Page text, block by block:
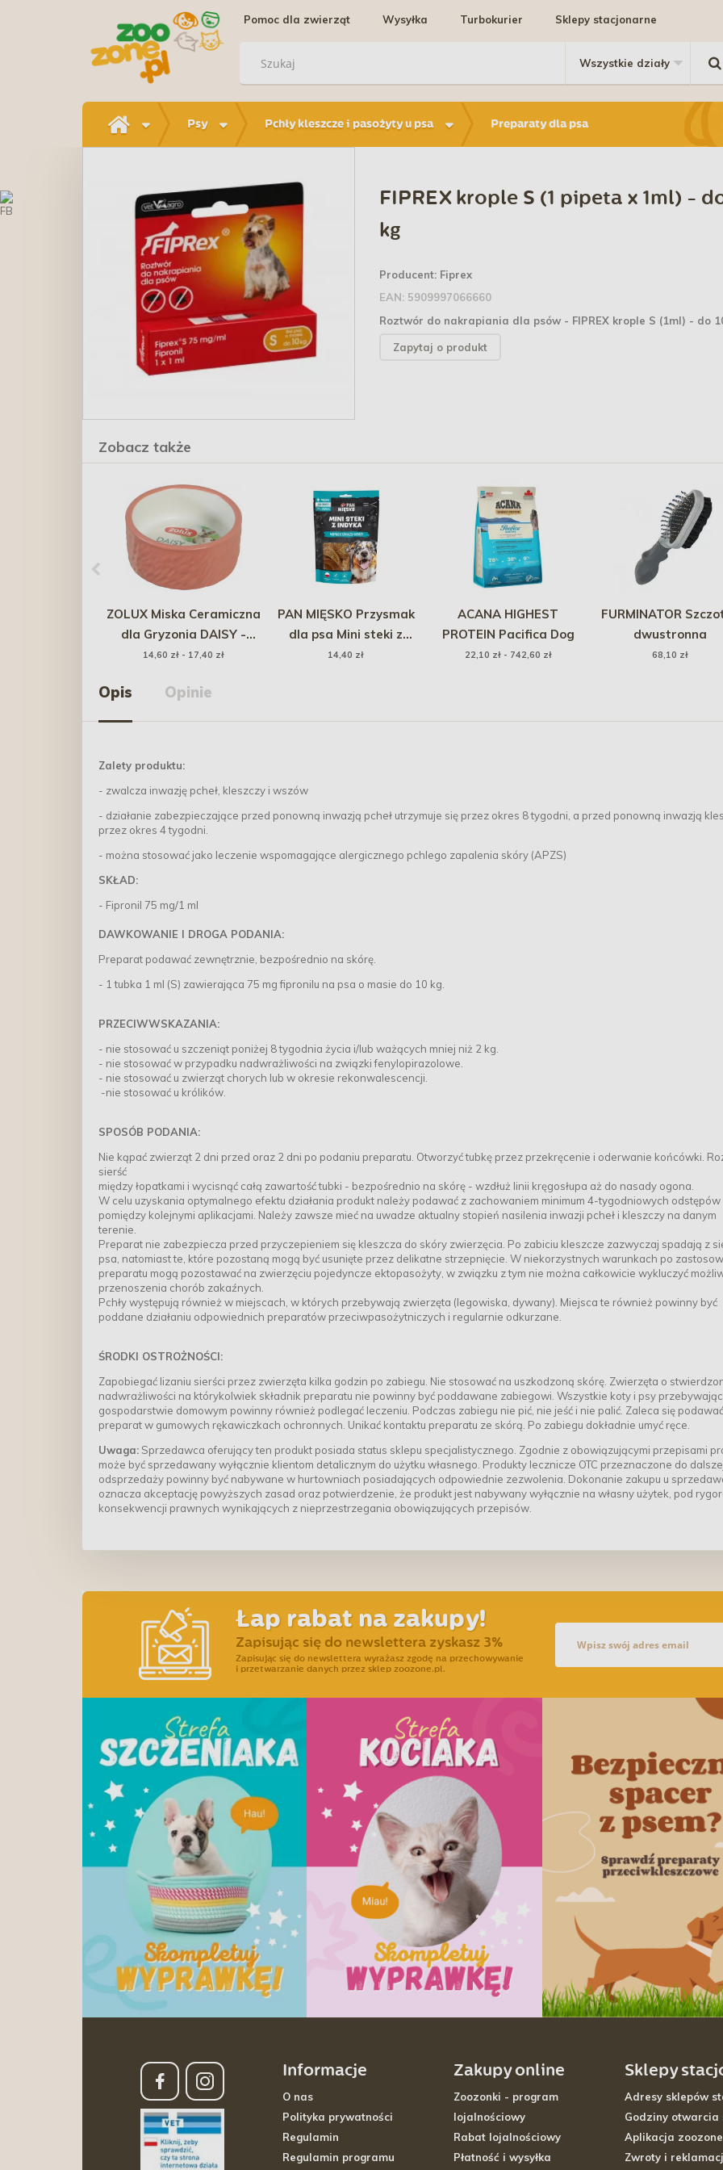
Pomoc dla zwierząt Wysyłka Turbokurier Sklepy stacjonarne
Psy Pchły kleszcze i pasożyty u psa Preparaty dla psa
FIPREX krople S (1 pipeta x 1ml) -
kg
Producent: Fiprex
EAN: 5909997066660
Roztwór do nakrapiania dla psów - FIPREX krople S (1ml) - do
Zapytaj o produkt
Zobacz także
ZOLUX Miska Ceramiczna
dla Gryzonia DAISY -
ceglasta
14,60 zł - 17,40 zł
PAN MIĘSKO Przysmak
dla psa Mini steki z
indyka (dorosły) 80g
14,40 zł
ACANA HIGHEST
PROTEIN Pacifica Dog
22,10 zł - 742,60 zł
FURMINATOR
dwustronna
68,10 zł
Opis Opinie
Zalety produktu:
- zwalcza inwazję pcheł, kleszczy i wszów
- działanie zabezpieczające przed ponowną inwazją pcheł utrzymuje się przez okres 8 tygodni, a przed ponowną inwazją
przez okres 4 tygodni.
- można stosować jako leczenie wspomagające alergicznego pchlego zapalenia skóry (APZS)
SKŁAD:
- Fipronil 75 mg/1 ml
DAWKOWANIE I DROGA PODANIA:
Preparat podawać zewnętrznie, bezpośrednio na skórę.
- 1 tubka 1 ml (S) zawierająca 75 mg fipronilu na psa o masie do 10 kg.
PRZECIWWSKAZANIA:
- nie stosować u szczeniąt poniżej 8 tygodnia życia i/lub ważących mniej niż 2 kg.
- nie stosować w przypadku nadwrażliwości na związki fenylopirazolowe.
- nie stosować u zwierząt chorych lub w okresie rekonwalescencji.
-nie stosować u królików.
SPOSÓB PODANIA:
Nie kąpać zwierząt 2 dni przed oraz 2 dni po podaniu preparatu. Otworzyć tubkę przez przekręcenie i oderwanie końcówki.
sierść
między łopatkami i wycisnąć całą zawartość tubki - bezpośrednio na skórę - wzdłuż linii kręgosłupa aż do nasady ogona.
W celu uzyskania optymalnego efektu działania produkt należy podawać z zachowaniem minimum 4-tygodniowych odstępów
pomiędzy kolejnymi aplikacjami. Należy zawsze mieć na uwadze aktualny stopień nasilenia inwazji pcheł i kleszczy na danym
terenie.
Preparat nie zabezpiecza przed przyczepieniem się kleszcza do skóry zwierzęcia. Po zabiciu kleszcze zazwyczaj spadają z
psa, natomiast te, które pozostaną mogą być usunięte przez delikatne strzepnięcie. W niekorzystnych warunkach po
preparatu mogą pozostawać na zwierzęciu pojedyncze ektopasożyty, w związku z tym nie można całkowicie wykluczyć
przenoszenia chorób zakaźnych.
Pchły występują również w miejscach, w których przebywają zwierzęta (legowiska, dywany). Miejsca te również powinny być
poddane działaniu odpowiednich preparatów przeciwpasożytniczych i regularnie odkurzane.
ŚRODKI OSTROŻNOŚCI:
Zapobiegać lizaniu sierści przez zwierzęta kilka godzin po zabiegu. Nie stosować na uszkodzoną skórę. Zwierzęta o
nadwrażliwości na którykolwiek składnik preparatu nie powinny być poddawane zabiegowi. Wszystkie koty i psy
gospodarstwie domowym powinny również podlegać leczeniu. Podczas zabiegu nie pić, nie jeść i nie palić. Zaleca się podawać
preparat w gumowych rękawiczkach ochronnych. Unikać kontaktu preparatu ze skórą. Po zabiegu dokładnie umyć ręce.
Uwaga: Sprzedawca oferujący ten produkt posiada status sklepu specjalistycznego. Zgodnie z obowiązującymi przepisami
może być sprzedawany wyłącznie klientom detalicznym do użytku własnego. Produkty lecznicze OTC przeznaczone do
odsprzedaży powinny być nabywane w hurtowniach posiadających odpowiednie zezwolenia. Dokonanie zakupu u
oznacza akceptację powyższych zasad oraz potwierdzenie, że produkt jest nabywany wyłącznie na własny użytek, pod
konsekwencji prawnych wynikających z nieprzestrzegania obowiązujących przepisów.
Łap rabat na zakupy!
Zapisując się do newslettera zyskasz 3%
Zapisując się do newslettera wyrażasz zgodę na przechowywanie
i przetwarzanie danych przez sklep zoozone.pl.
Informacje
O nas
Polityka prywatności
Regulamin
Regulamin programu
Zakupy online
Zoozonki - program
lojalnościowy
Rabat lojalnościowy
Płatność i wysyłka
Sklepy
Adresy sklepów
Godziny otwarcia
Aplikacja
Zwroty i